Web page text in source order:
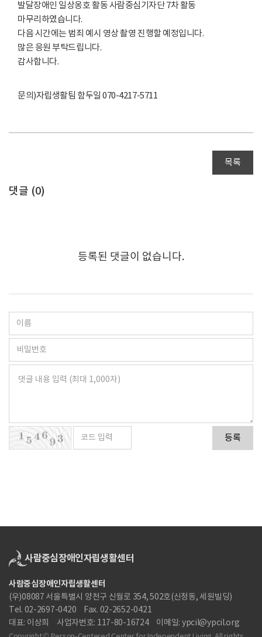
발달장애인 일상옹호 활동 사람중심기자단 7차 활동
마무리하였습니다.
다음 시간에는 범죄 예시 영상 촬영 진행할 예정입니다.
많은 응원 부탁드립니다.
감사합니다.
문의)자립생활팀 함두일 070-4217-5711
목록
댓글 (0)
등록된 댓글이 없습니다.
등록
사람중심장애인자립생활센터
(우)08087 서울특별시 양천구 신월로 354, 502호(신정동, 세원빌딩)
Tel. 02-2697-0420
Fax. 02-2652-0421
대표: 이상희
사업자번호: 117-80-16724 이메일: ypcil@ypcil.org